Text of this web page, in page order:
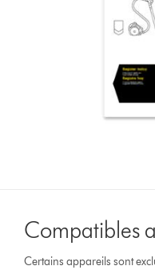
Compatibles
Certains appareils sont